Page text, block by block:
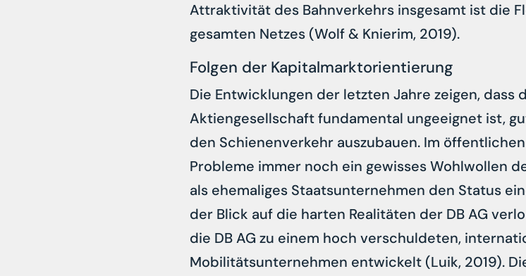
Attraktivität des Bahnverkehrs insgesamt ist die
gesamten Netzes (Wolf & Knierim, 2019).
Folgen der Kapitalmarktorientierung
Die Entwicklungen der letzten Jahre zeigen, dass
Aktiengesellschaft fundamental ungeeignet ist,
den Schienenverkehr auszubauen. Im
Probleme immer noch ein gewisses Wohlwollen
als ehemaliges Staatsunternehmen den Status
der Blick auf die harten Realitäten der DB AG
die DB AG zu einem hoch verschuldeten,
Mobilitätsunternehmen entwickelt (Luik, 2019).